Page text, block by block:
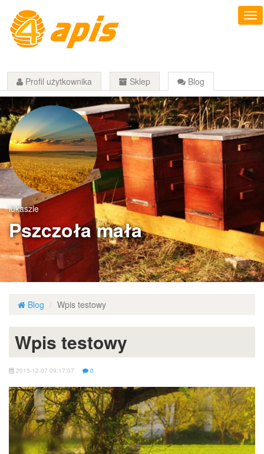
Profil użytkownika Sklep Blog
lukaszle
Pszczoła mała
Blog Wpis testowy
Wpis testowy
2015-12-07 09:17:07 0